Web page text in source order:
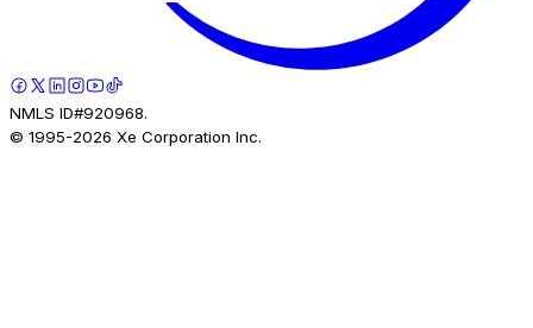
NMLS ID#920968.
© 1995-2026 Xe Corporation Inc.